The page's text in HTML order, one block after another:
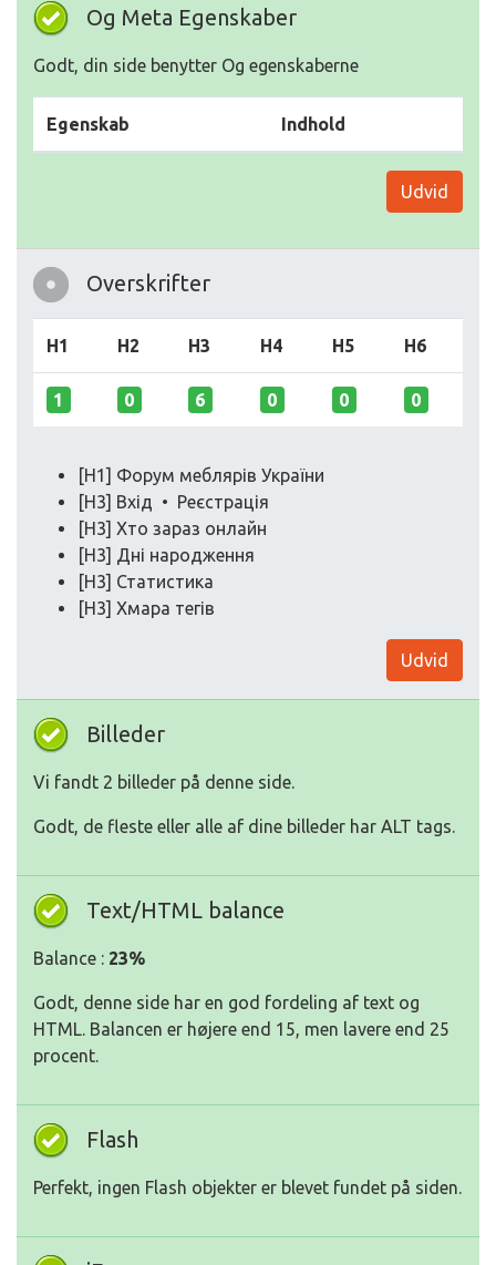
Og Meta Egenskaber
Godt, din side benytter Og egenskaberne
Egenskab Indhold
Udvid
Overskrifter
H1 H2 H3 H4 H5 H6
1 0 6 0 0 0
[H1] Форум меблярів України
[H3] Вхід • Реєстрація
[H3] Хто зараз онлайн
[H3] Дні народження
[H3] Статистика
[H3] Хмара тегів
Udvid
Billeder
Vi fandt 2 billeder på denne side.
Godt, de fleste eller alle af dine billeder har ALT tags.
Text/HTML balance
Balance : 23%
Godt, denne side har en god fordeling af text og
HTML. Balancen er højere end 15, men lavere end 25
procent.
Flash
Perfekt, ingen Flash objekter er blevet fundet på siden.